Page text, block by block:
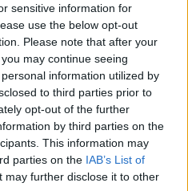
sensitive information for
use the below opt-out
Please note that after your
may continue seeing
information utilized by
to third parties prior to
opt-out of the further
by third parties on the
This information may
parties on the IAB’s List of
may further disclose it to other
στο
Google News
hot νέα.
νέα , μπείτε στηνροή
και στο Instagram